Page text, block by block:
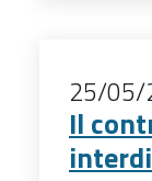
25/05/
Il